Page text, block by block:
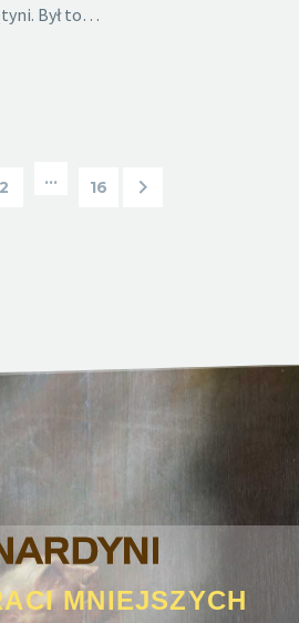
Był to…
2 … 16
MNIEJSZYCH